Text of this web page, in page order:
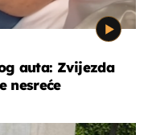
auta: Zvijezda
nesreće